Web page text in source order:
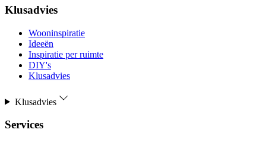
Klusadvies
Wooninspiratie
Ideeën
Inspiratie per ruimte
DIY's
Klusadvies
Klusadvies
Services